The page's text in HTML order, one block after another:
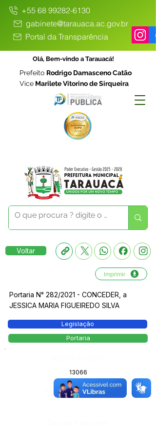
+55 68 99282-6130
gabinete@tarauaca.ac.gov.br
Portal da Transparência
Olá, Bem-vindo a Tarauacá!
Prefeito Rodrigo Damasceno Catão
Vice Marilete Vitorino de Sirqueira
Voltar
Imprimir
Portaria N° 282/2021 - CONCEDER, a
JESSICA MARIA FIGUEIREDO SILVA
Legislação
Portaria
13066
Página da Publicação: